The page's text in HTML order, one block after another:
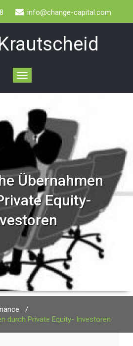
info@change-capital.com
Toggle
navigation
Übernahmen
Equity-
/
durch Private Equity- Investoren